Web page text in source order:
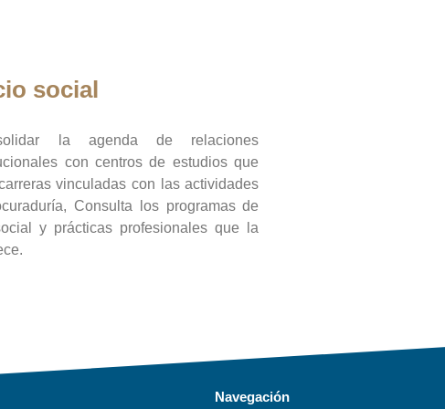
social
la agenda de relaciones
con centros de estudios que
vinculadas con las actividades
Consulta los programas de
y prácticas profesionales que la
Navegación